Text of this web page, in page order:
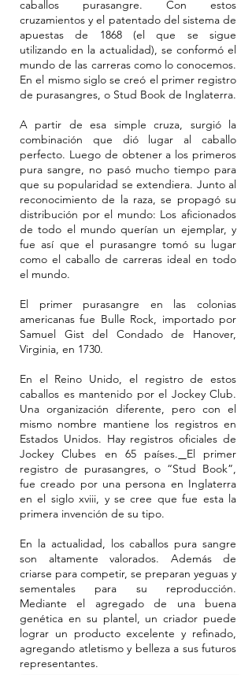
caballos purasangre. Con estos
cruzamientos y el patentado del sistema de
apuestas de 1868 (el que se sigue
utilizando en la actualidad), se conformó el
mundo de las carreras como lo conocemos.
En el mismo siglo se creó el primer registro
de purasangres, o Stud Book de Inglaterra.
A partir de esa simple cruza, surgió la
combinación que dió lugar al caballo
perfecto. Luego de obtener a los primeros
pura sangre, no pasó mucho tiempo para
que su popularidad se extendiera. Junto al
reconocimiento de la raza, se propagó su
distribución por el mundo: Los aficionados
de todo el mundo querían un ejemplar, y
fue así que el purasangre tomó su lugar
como el caballo de carreras ideal en todo
el mundo.
El primer purasangre en las colonias
americanas fue Bulle Rock, importado por
Samuel Gist del Condado de Hanover,
Virginia, en 1730.
En el Reino Unido, el registro de estos
caballos es mantenido por el Jockey Club.
Una organización diferente, pero con el
mismo nombre mantiene los registros en
Estados Unidos. Hay registros oficiales de
Jockey Clubes en 65 países.
El primer
registro de purasangres, o “Stud Book”,
fue creado por una persona en Inglaterra
en el siglo xviii, y se cree que fue esta la
primera invención de su tipo.
En la actualidad, los caballos pura sangre
son altamente valorados. Además de
criarse para competir, se preparan yeguas y
sementales para su reproducción.
Mediante el agregado de una buena
genética en su plantel, un criador puede
lograr un producto excelente y refinado,
agregando atletismo y belleza a sus futuros
representantes.